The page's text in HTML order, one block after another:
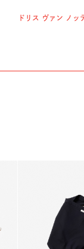
ドリス ヴァン ノッ